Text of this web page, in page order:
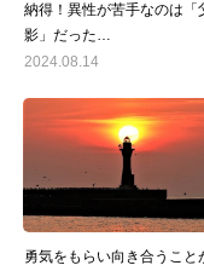
納得！異性が苦手なのは「
影」だった…
2024.08.14
勇気をもらい向き合うこと